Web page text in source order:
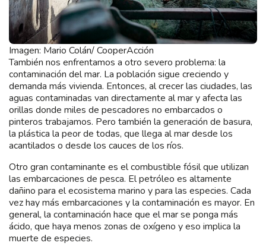
Imagen: Mario Colán/ CooperAcción
También nos enfrentamos a otro severo problema: la
contaminación del mar. La población sigue creciendo y
demanda más vivienda. Entonces, al crecer las ciudades, las
aguas contaminadas van directamente al mar y afecta las
orillas donde miles de pescadores no embarcados o
pinteros trabajamos. Pero también la generación de basura,
la plástica la peor de todas, que llega al mar desde los
acantilados o desde los cauces de los ríos.
Otro gran contaminante es el combustible fósil que utilizan
las embarcaciones de pesca. El petróleo es altamente
dañino para el ecosistema marino y para las especies. Cada
vez hay más embarcaciones y la contaminación es mayor. En
general, la contaminación hace que el mar se ponga más
ácido, que haya menos zonas de oxígeno y eso implica la
muerte de especies.